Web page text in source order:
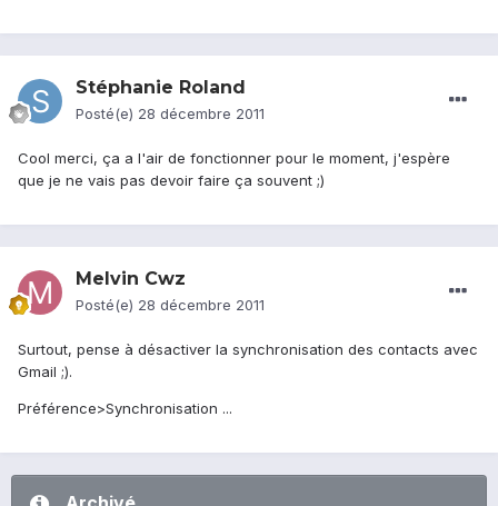
Stéphanie Roland
Posté(e) 28 décembre 2011
Cool merci, ça a l'air de fonctionner pour le moment, j'espère
que je ne vais pas devoir faire ça souvent ;)
Melvin Cwz
Posté(e) 28 décembre 2011
Surtout, pense à désactiver la synchronisation des contacts avec
Gmail ;).
Préférence>Synchronisation ...